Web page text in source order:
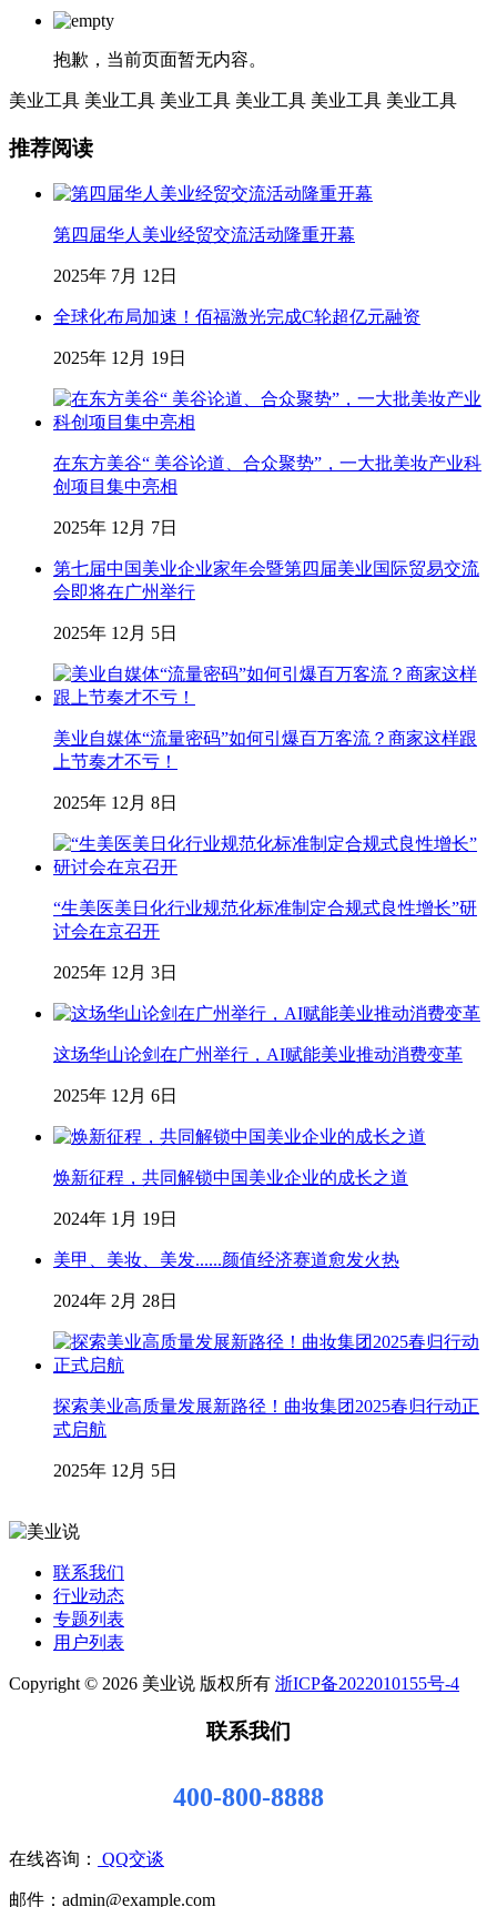
抱歉，当前页面暂无内容。
美业工具 美业工具 美业工具 美业工具 美业工具 美业工具
推荐阅读
第四届华人美业经贸交流活动隆重开幕
2025年 7月 12日
全球化布局加速！佰福激光完成C轮超亿元融资
2025年 12月 19日
在东方美谷“ 美谷论道、合众聚势”，一大批美妆产业科
创项目集中亮相
2025年 12月 7日
第七届中国美业企业家年会暨第四届美业国际贸易交流
会即将在广州举行
2025年 12月 5日
美业自媒体“流量密码”如何引爆百万客流？商家这样跟
上节奏才不亏！
2025年 12月 8日
“生美医美日化行业规范化标准制定合规式良性增长”研
讨会在京召开
2025年 12月 3日
这场华山论剑在广州举行，AI赋能美业推动消费变革
2025年 12月 6日
焕新征程，共同解锁中国美业企业的成长之道
2024年 1月 19日
美甲、美妆、美发......颜值经济赛道愈发火热
2024年 2月 28日
探索美业高质量发展新路径！曲妆集团2025春归行动正
式启航
2025年 12月 5日
联系我们
行业动态
专题列表
用户列表
Copyright © 2026 美业说 版权所有 浙ICP备2022010155号-4
联系我们
400-800-8888
在线咨询： QQ交谈
邮件：admin@example.com